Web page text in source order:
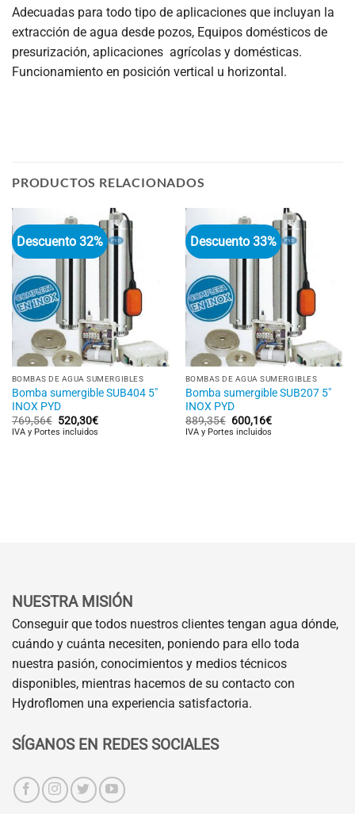
Adecuadas para todo tipo de aplicaciones que incluyan la
extracción de agua desde pozos, Equipos domésticos de
presurización, aplicaciones agrícolas y domésticas.
Funcionamiento en posición vertical u horizontal.
PRODUCTOS RELACIONADOS
Descuento 32%
BOMBAS DE AGUA SUMERGIBLES
Bomba sumergible SUB404 5″
INOX PYD
769,56€ El
precio
520,30€El
precio
IVA y Portes incluidos
Descuento 33%
BOMBAS DE AGUA SUMERGIBLES
Bomba sumergible SUB207 5″
INOX PYD
889,35€ El
precio
600,16€El
precio
IVA y Portes incluidos
NUESTRA MISIÓN
Conseguir que todos nuestros clientes tengan agua dónde,
cuándo y cuánta necesiten, poniendo para ello toda
nuestra pasión, conocimientos y medios técnicos
disponibles, mientras hacemos de su contacto con
Hydroflomen una experiencia satisfactoria.
SÍGANOS EN REDES SOCIALES